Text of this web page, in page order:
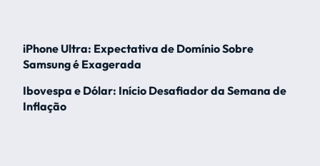
iPhone Ultra: Expectativa de Domínio Sobre
Samsung é Exagerada
Ibovespa e Dólar: Início Desafiador da Semana de
Inflação